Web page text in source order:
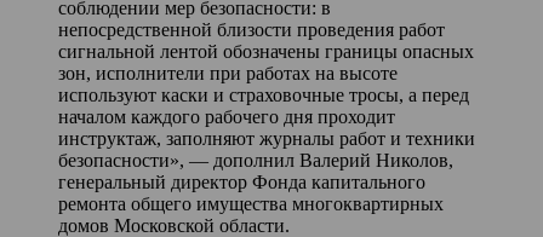
соблюдении мер безопасности: в
непосредственной близости проведения работ
сигнальной лентой обозначены границы опасных
зон, исполнители при работах на высоте
используют каски и страховочные тросы, а перед
началом каждого рабочего дня проходит
инструктаж, заполняют журналы работ и техники
безопасности», — дополнил Валерий Николов,
генеральный директор Фонда капитального
ремонта общего имущества многоквартирных
домов Московской области.